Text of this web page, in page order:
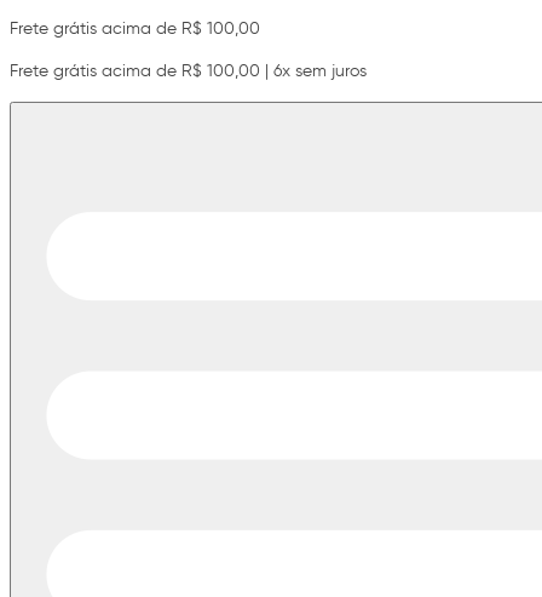
Frete grátis acima de R$ 100,00
Frete grátis acima de R$ 100,00 | 6x sem juros